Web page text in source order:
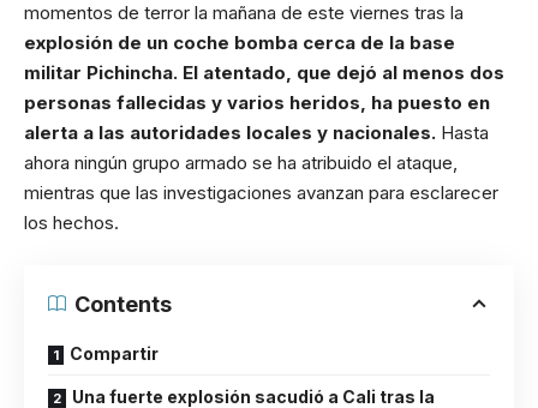
momentos de terror la mañana de este viernes tras la
explosión de un coche bomba cerca de la base
militar Pichincha. El atentado, que dejó al menos dos
personas fallecidas y varios heridos, ha puesto en
alerta a las autoridades locales y nacionales. Hasta
ahora ningún grupo armado se ha atribuido el ataque,
mientras que las investigaciones avanzan para esclarecer
los hechos.
Contents
Compartir
Una fuerte explosión sacudió a Cali tras la